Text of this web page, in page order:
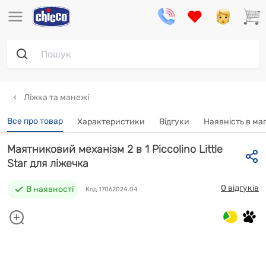
Ліжка та манежі
Все про товар Характеристики Відгуки Наявність в
Маятниковий механізм 2 в 1 Piccolino Little
Star для ліжечка
В наявності Код 17062024.04 0 відгуків